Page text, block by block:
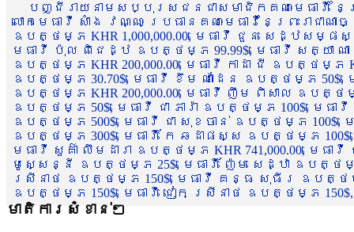
បញ្ជីរាយនាមសប្បុរសជនជាសមាជិកគណៈមេធាវី
លោកមេធាវី សាំង វណ្ណៈ ប្រធានគណៈមេធាវីនៃព្រះរា
ឧបត្ថម្ភ KHR 1,000,000.00, មេធាវី ជួន សេដ្ឋស
មេធាវី ប៉ុល ពិជេដ្ឋ ឧបត្ថម្ភ 99.99$, មេធាវី សត្យា ណ
ឧបត្ថម្ភ KHR 200,000.00, មេធាវី កាដា ជី ឧបត្ថម្ភ
ឧបត្ថម្ភ 30.70$, មេធាវី ខឹម ណាដែន ឧបត្ថម្ភ 50$,
ឧបត្ថម្ភ KHR 200,000.00, មេធាវី ញឹម ពិសាល ឧបត្ថ
ឧបត្ថម្ភ 50$, មេធាវី ជា ភារ៉ា ឧបត្ថម្ភ 100$, មេ
ឧបត្ថម្ភ 500$, មេធាវី ជា សុខចាន់ ឧបត្ថម្ភ
ឧបត្ថម្ភ 300$, មេធាវី កែ ឆដាផស្ស ឧបត្ថម្ភ
មេធាវី សួគ៌ា លឹមដារា ឧបត្ថម្ភ KHR 741,000.00, មេ
មូសេ្សន្នី ឧបត្ថម្ភ 25$, មេធាវី ញ៉ែម សេដ្ឋា ឧបត្ថ
ស្រីនាថ ឧបត្ថម្ភ 150$, មេធាវី គន្ធ សុធីរ ឧបត្ថម្ភ
ឧបត្ថម្ភ 150$, មេធាវី ជៀក ស្រីនាថ ឧបត្ថម្ភ 150$,
មាតិការសំខាន់ៗ